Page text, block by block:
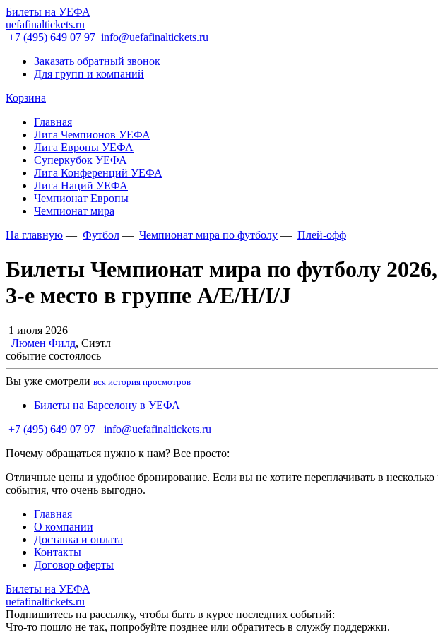
Билеты на УЕФА
uefafinaltickets.ru
+7 (495) 649 07 97 info@uefafinaltickets.ru
Заказать обратный звонок
Для групп и компаний
Корзина
Главная
Лига Чемпионов УЕФА
Лига Европы УЕФА
Суперкубок УЕФА
Лига Конференций УЕФА
Лига Наций УЕФА
Чемпионат Европы
Чемпионат мира
На главную — Футбол — Чемпионат мира по футболу — Плей-офф
Билеты Чемпионат мира по футболу
3-е место в группе A/E/H/I/J
1 июля 2026
Люмен Филд, Сиэтл
событие состоялось
Вы уже смотрели вся история просмотров
Билеты на Барселону в УЕФА
+7 (495) 649 07 97
info@uefafinaltickets.ru
Почему обращаться нужно к нам? Все просто:
Отличные цены и удобное бронирование. Если вы не хотите переплачивать в
события, что очень выгодно.
Главная
О компании
Доставка и оплата
Контакты
Договор оферты
Билеты на УЕФА
uefafinaltickets.ru
Подпишитесь на рассылку, чтобы быть в курсе последних событий:
Что-то пошло не так, попробуйте позднее или обратитесь в службу поддержки.